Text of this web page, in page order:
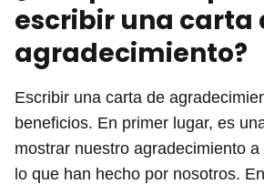
escribir una carta
agradecimiento?
Escribir una carta de
beneficios. En primer lugar, es
mostrar nuestro agradecimiento
lo que han hecho por nosotros.